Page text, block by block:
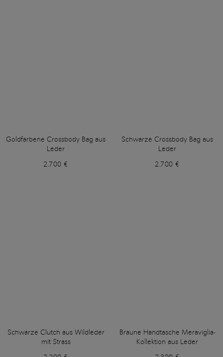
Goldfarbene Crossbody Bag aus
Leder
2.700 €
Schwarze Crossbody Bag aus
Leder
2.700 €
Schwarze Clutch aus Wildleder
mit Strass
Braune Handtasche Meraviglia-
Kollektion aus Leder